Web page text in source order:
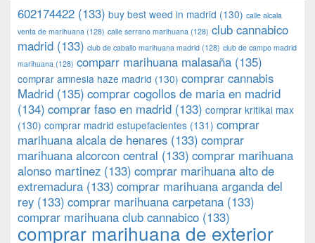
602174422 (133) buy best weed in madrid (130) calle alcala
venta de marihuana (128) calle serrano marihuana (128) club cannabico
madrid (133) club de caballo marihuana madrid (128) club de campo madrid
marihuana (128) comparr marihuana malasaña (135)
comprar amnesia haze madrid (130) comprar cannabis
Madrid (135) comprar cogollos de maria en madrid
(134) comprar faso en madrid (133) comprar kritikal max
(130) comprar madrid estupefacientes (131) comprar
marihuana alcala de henares (133) comprar
marihuana alcorcon central (133) comprar marihuana
alonso martinez (133) comprar marihuana alto de
extremadura (133) comprar marihuana arganda del
rey (133) comprar marihuana carpetana (133)
comprar marihuana club cannabico (133)
comprar marihuana de exterior